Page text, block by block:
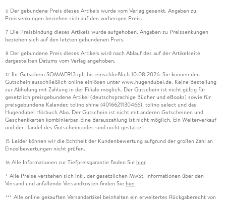
6 Der gebundene Preis dieses Artikels wurde vom Verlag gesenkt. Angaben zu
Preissenkungen beziehen sich auf den vorherigen Preis.
7 Die Preisbindung dieses Artikels wurde aufgehoben. Angaben zu Preissenkungen
beziehen sich auf den letzten gebundenen Preis.
8 Der gebundene Preis dieses Artikels wird nach Ablauf des auf der Artikelseite
dargestellten Datums vom Verlag angehoben.
12 Ihr Gutschein SOMMER13 gilt bis einschließlich 10.08.2026. Sie können den
Gutschein ausschließlich online einlösen unter www.hugendubel.de. Keine Bestellung
zur Abholung mit Zahlung in der Filiale möglich. Der Gutschein ist nicht gültig für
gesetzlich preisgebundene Artikel (deutschsprachige Bücher und eBooks) sowie für
preisgebundene Kalender, tolino shine (4016621130466), tolino select und das
Hugendubel Hörbuch Abo. Der Gutschein ist nicht mit anderen Gutscheinen und
Geschenkkarten kombinierbar. Eine Barauszahlung ist nicht möglich. Ein Weiterverkauf
und der Handel des Gutscheincodes sind nicht gestattet.
15 Leider können wir die Echtheit der Kundenbewertung aufgrund der großen Zahl an
Einzelbewertungen nicht prüfen.
16 Alle Informationen zur Tiefpreisgarantie finden Sie hier
* Alle Preise verstehen sich inkl. der gesetzlichen MwSt. Informationen über den
Versand und anfallende Versandkosten finden Sie hier
*** Alle online gekauften Versandartikel beinhalten ein erweitertes Rückgaberecht von